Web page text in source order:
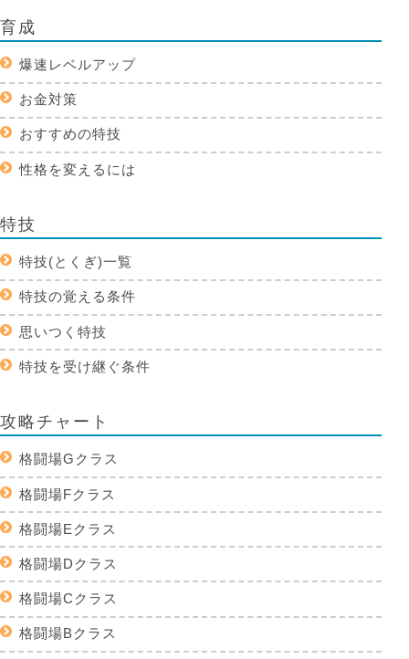
育成
爆速レベルアップ
お金対策
おすすめの特技
性格を変えるには
特技
特技(とくぎ)一覧
特技の覚える条件
思いつく特技
特技を受け継ぐ条件
攻略チャート
格闘場Gクラス
格闘場Fクラス
格闘場Eクラス
格闘場Dクラス
格闘場Cクラス
格闘場Bクラス